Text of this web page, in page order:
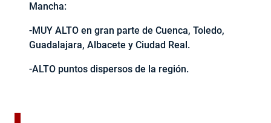
Mancha:
-MUY ALTO en gran parte de Cuenca, Toledo,
Guadalajara, Albacete y Ciudad Real.
-ALTO puntos dispersos de la región.